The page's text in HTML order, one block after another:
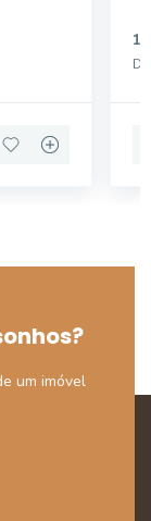
de
1
um imóvel